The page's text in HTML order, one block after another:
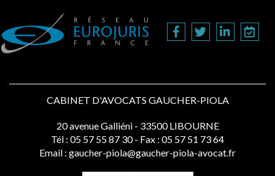
CABINET D'AVOCATS GAUCHER-PIOLA
20 avenue Galliéni - 33500 LIBOURNE
Tél : 05 57 55 87 30 - Fax : 05 57 51 73 64
Email : gaucher-piola@gaucher-piola-avocat.fr